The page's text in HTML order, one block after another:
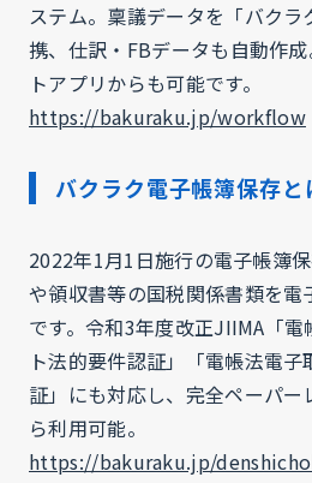
ステム。稟議データを「バクラ
携、仕訳・FBデータも自動作
トアプリからも可能です。
https://bakuraku.jp/workflow
バクラク電子帳簿保存と
2022年1月1日施行の電子帳簿
や領収書等の国税関係書類を電
です。令和3年度改正JIIMA「
ト法的要件認証」「電帳法電
証」にも対応し、完全ペーパ
ら利用可能。
https://bakuraku.jp/